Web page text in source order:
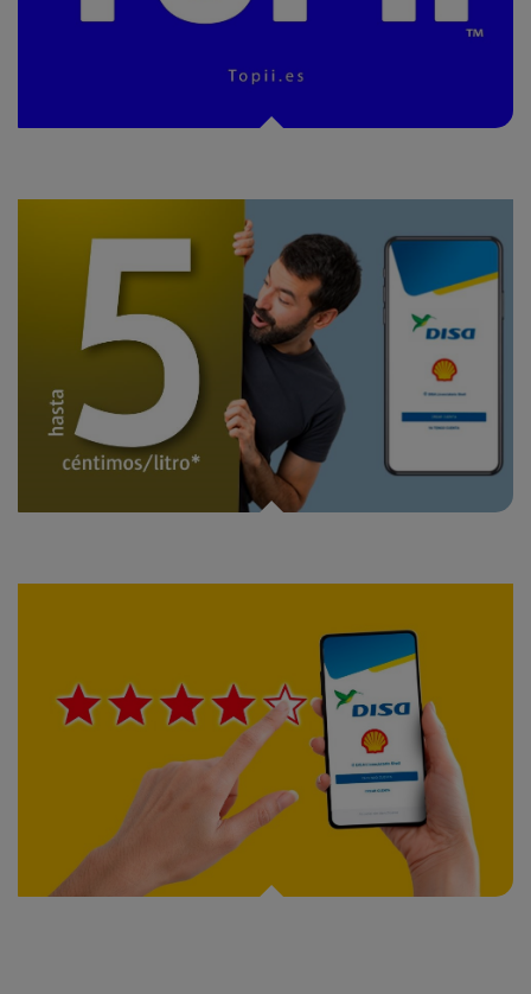
Disfruta de descuentos inmediatos con Mi Energía DISA.
Catálogo de premios Shell ClubSmart